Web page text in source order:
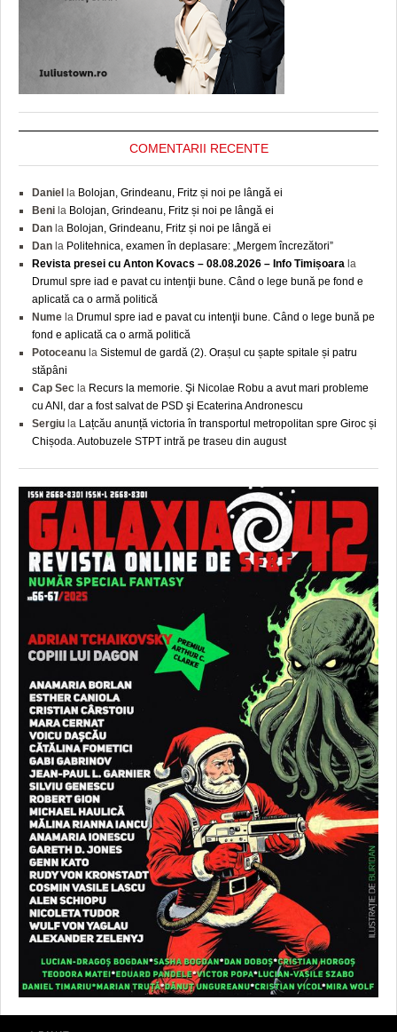
COMENTARII RECENTE
Daniel la Bolojan, Grindeanu, Fritz și noi pe lângă ei
Beni la Bolojan, Grindeanu, Fritz și noi pe lângă ei
Dan la Bolojan, Grindeanu, Fritz și noi pe lângă ei
Dan la Politehnica, examen în deplasare: „Mergem încrezători”
Revista presei cu Anton Kovacs – 08.08.2026 – Info Timișoara la
Drumul spre iad e pavat cu intenţii bune. Când o lege bună pe fond e
aplicată ca o armă politică
Nume la Drumul spre iad e pavat cu intenţii bune. Când o lege bună pe
fond e aplicată ca o armă politică
Potoceanu la Sistemul de gardă (2). Orașul cu șapte spitale și patru
stăpâni
Cap Sec la Recurs la memorie. Şi Nicolae Robu a avut mari probleme
cu ANI, dar a fost salvat de PSD şi Ecaterina Andronescu
Sergiu la Lațcău anunță victoria în transportul metropolitan spre Giroc și
Chișoda. Autobuzele STPT intră pe traseu din august